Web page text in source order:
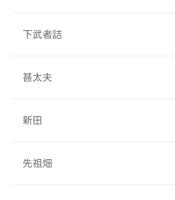
下武者詰
甚太夫
新田
先祖畑